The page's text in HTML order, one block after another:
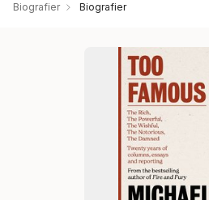
Biografier Biografier